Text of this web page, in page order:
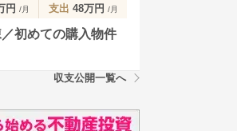
円 /月 支出 48万円 /月
初めての購入物件
収支公開一覧へ